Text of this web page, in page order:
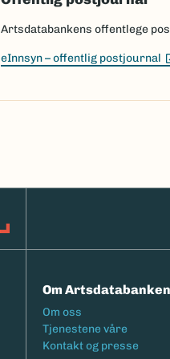
Artsdatabankens offentlege
eInnsyn – offentlig postjournal
Om Artsdatabanken
Footermeny
Om oss
Tjenestene våre
Kontakt og presse